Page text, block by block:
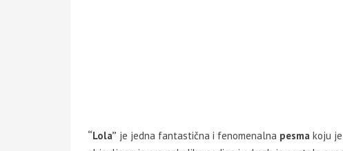
“Lola” je jedna fantastična i fenomenalna pesma koju